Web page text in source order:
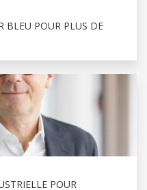
BLEU POUR PLUS DE
POUR